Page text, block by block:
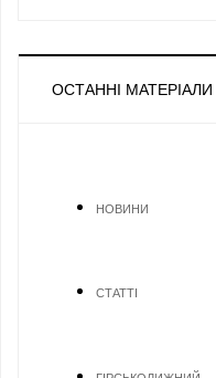
ОСТАННІ МАТЕРІАЛИ
НОВИНИ
СТАТТІ